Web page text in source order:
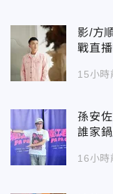
影/方
戰直
15小時
孫安
誰家
16小時